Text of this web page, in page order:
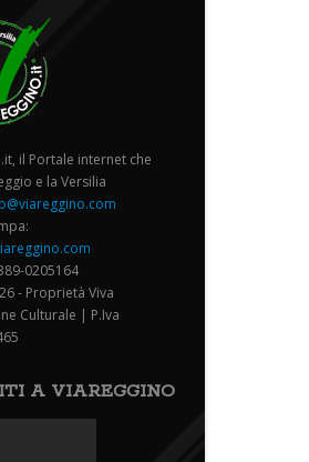
il Portale internet che
e la Versilia
0205164
- Proprietà Viva
Culturale | P.Iva
A VIAREGGINO